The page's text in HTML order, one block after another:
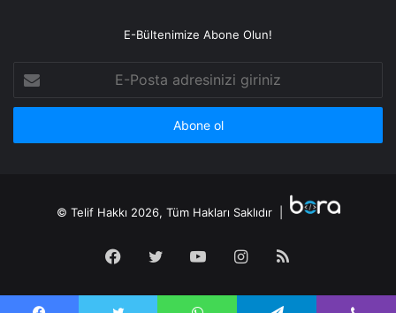
E-Bültenimize Abone Olun!
Posta
adresinizi
© Telif Hakkı 2026, Tüm Hakları Saklıdır |
Facebook
TwitterYouTubeInstagram
RSS